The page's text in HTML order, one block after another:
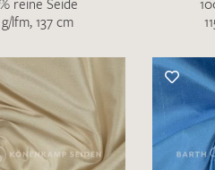
reine Seide
g/lfm, 137 cm